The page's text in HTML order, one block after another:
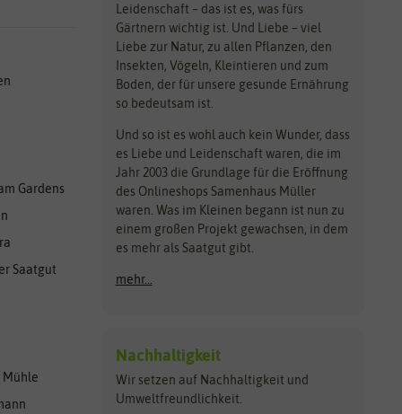
Gardens
Saatgut
Leidenschaft – das ist es, was fürs
Gärtnern wichtig ist. Und Liebe – viel
Liebe zur Natur, zu allen Pflanzen, den
Insekten, Vögeln, Kleintieren und zum
Boden, der für unsere gesunde Ernährung
so bedeutsam ist.
Und so ist es wohl auch kein Wunder, dass
es Liebe und Leidenschaft waren, die im
Jahr 2003 die Grundlage für die Eröffnung
des Onlineshops Samenhaus Müller
waren. Was im Kleinen begann ist nun zu
einem großen Projekt gewachsen, in dem
es mehr als Saatgut gibt.
mehr...
Nachhaltigkeit
Wir setzen auf Nachhaltigkeit und
Umweltfreundlichkeit.